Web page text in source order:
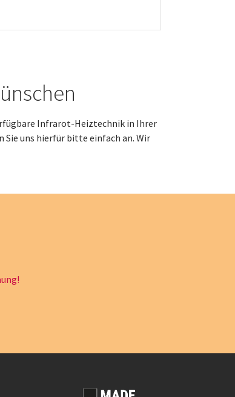
Infrarot-Heiztechnik in Ihrer
Sie uns hierfür bitte einfach an. Wir